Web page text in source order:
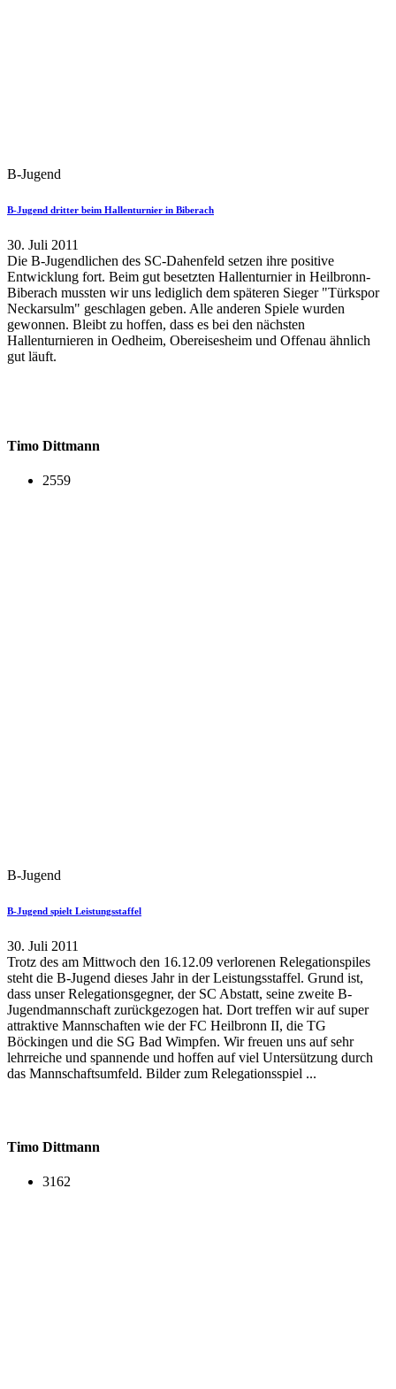
B-Jugend
B-Jugend dritter beim Hallenturnier in Biberach
30. Juli 2011
Die B-Jugendlichen des SC-Dahenfeld setzen ihre positive
Entwicklung fort. Beim gut besetzten Hallenturnier in Heilbronn-
Biberach mussten wir uns lediglich dem späteren Sieger "Türkspor
Neckarsulm" geschlagen geben. Alle anderen Spiele wurden
gewonnen. Bleibt zu hoffen, dass es bei den nächsten
Hallenturnieren in Oedheim, Obereisesheim und Offenau ähnlich
gut läuft.
Timo Dittmann
2559
B-Jugend
B-Jugend spielt Leistungsstaffel
30. Juli 2011
Trotz des am Mittwoch den 16.12.09 verlorenen Relegationspiles
steht die B-Jugend dieses Jahr in der Leistungsstaffel. Grund ist,
dass unser Relegationsgegner, der SC Abstatt, seine zweite B-
Jugendmannschaft zurückgezogen hat. Dort treffen wir auf super
attraktive Mannschaften wie der FC Heilbronn II, die TG
Böckingen und die SG Bad Wimpfen. Wir freuen uns auf sehr
lehrreiche und spannende und hoffen auf viel Untersützung durch
das Mannschaftsumfeld. Bilder zum Relegationsspiel ...
Timo Dittmann
3162